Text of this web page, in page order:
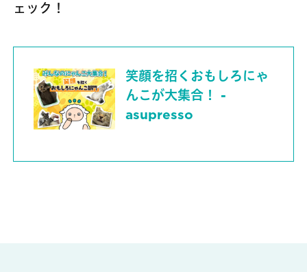
ェック！
笑顔を招くおもしろにゃ
んこが大集合！ -
asupresso